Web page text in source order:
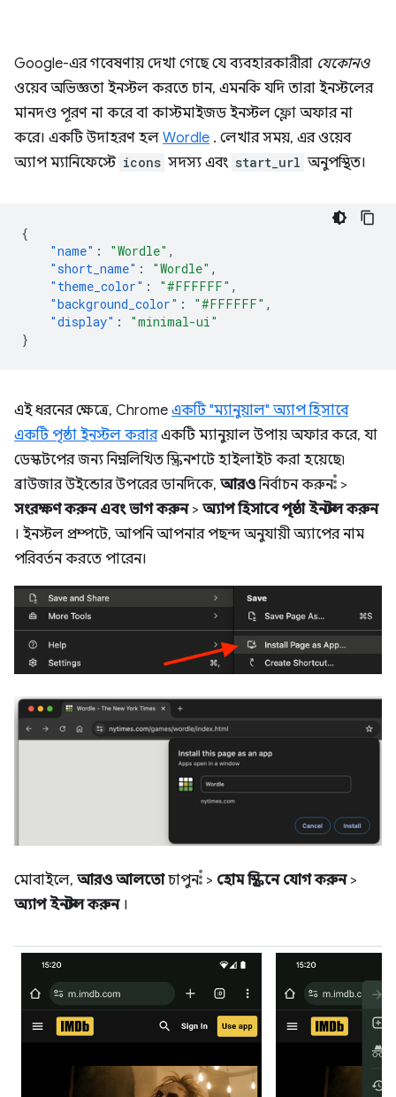
Google-এর গবেষণায় দেখা গেছে যে ব্যবহারকারীরা যেকোনও
ওয়েব অভিজ্ঞতা ইনস্টল করতে চান, এমনকি যদি তারা ইনস্টলের
মানদণ্ড পূরণ না করে বা কাস্টমাইজড ইনস্টল ফ্লো অফার না
করে। একটি উদাহরণ হল Wordle . লেখার সময়, এর ওয়েব
অ্যাপ ম্যানিফেস্টে icons সদস্য এবং start_url অনুপস্থিত।
{
"name" : "Wordle" ,
"short_name" : "Wordle" ,
"theme_color" : "#FFFFFF" ,
"background_color" : "#FFFFFF" ,
"display" :
"minimal-ui"
}
এই ধরনের ক্ষেত্রে, Chrome একটি "ম্যানুয়াল" অ্যাপ হিসাবে
একটি পৃষ্ঠা ইনস্টল করারএকটি ম্যানুয়াল উপায় অফার করে, যা
ডেস্কটপের জন্য নিম্নলিখিত স্ক্রিনশটে হাইলাইট করা হয়েছে৷
ব্রাউজার উইন্ডোর উপরের ডানদিকে, আরওনির্বাচন করুন >
সংরক্ষণ করুন এবং ভাগ করুন> অ্যাপ হিসাবে পৃষ্ঠা ইনস্টল করুন
। ইনস্টল প্রম্পটে, আপনি আপনার পছন্দ অনুযায়ী অ্যাপের নাম
পরিবর্তন করতে পারেন।
মোবাইলে, আরও আলতোচাপুন > হোম স্ক্রিনে যোগ করুন>
অ্যাপ ইনস্টল করুন।